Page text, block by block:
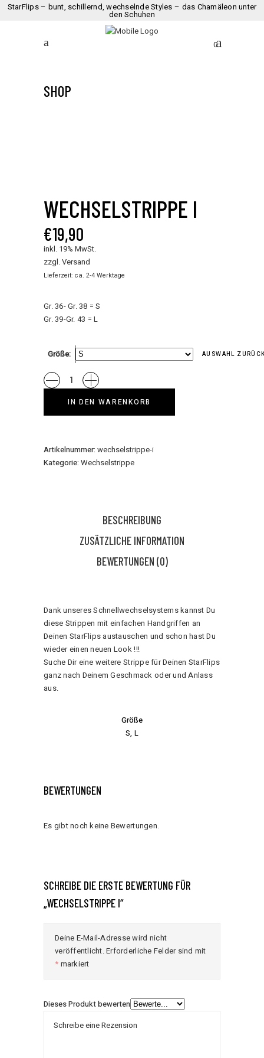
StarFlips – bunt, schillernd, wechselnde Styles – das Chamäleon unter
den Schuhen
0
SHOP
WECHSELSTRIPPE I
€19,90
inkl. 19% MwSt.
zzgl.Versand
Lieferzeit: ca. 2-4 Werktage
Gr. 36- Gr. 38 = S
Gr. 39-Gr. 43 = L
Größe AUSWAHL
Wechselstrippe
I
quantityIN DEN WARENKORB
Artikelnummer: wechselstrippe-i
Kategorie: Wechselstrippe
BESCHREIBUNG
ZUSÄTZLICHE INFORMATION
BEWERTUNGEN (0)
Dank unseres Schnellwechselsystems kannst Du
diese Strippen mit einfachen Handgriffen an
Deinen StarFlips austauschen und schon hast Du
wieder einen neuen Look !!!
Suche Dir eine weitere Strippe für Deinen StarFlips
ganz nach Deinem Geschmack oder und Anlass
aus.
Größe
S, L
BEWERTUNGEN
Es gibt noch keine Bewertungen.
SCHREIBE DIE ERSTE BEWERTUNG FÜR
„WECHSELSTRIPPE I“
Deine E-Mail-Adresse wird nicht
veröffentlicht.Erforderliche Felder sind mit
* markiert
Dieses Produkt bewerten